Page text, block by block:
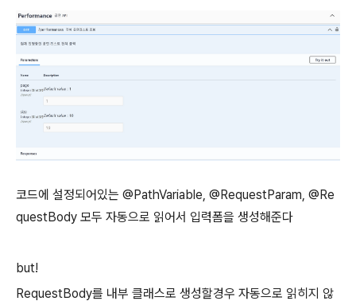
코드에 설정되어있는 @PathVariable, @RequestParam, @Re
questBody 모두 자동으로 읽어서 입력폼을 생성해준다
but!
RequestBody를 내부 클래스로 생성할경우 자동으로 읽히지 않